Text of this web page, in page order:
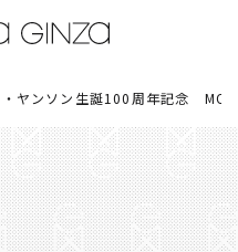
・ヤンソン生誕100周年記念